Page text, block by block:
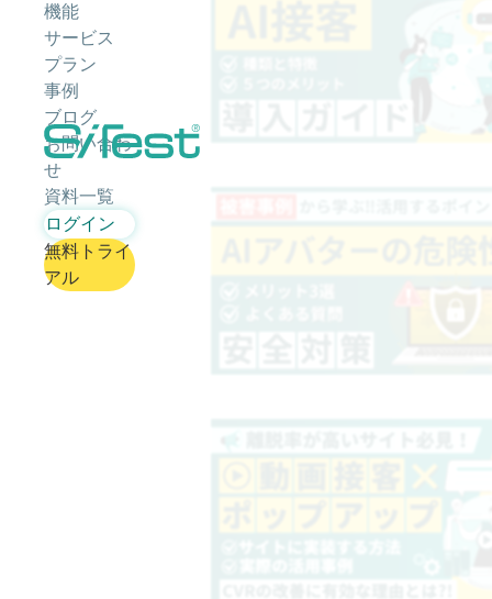
機能
サービス
プラン
事例
ブログ
お問い合わ
せ
資料一覧
ログイン
無料トライ
アル